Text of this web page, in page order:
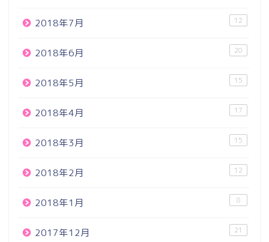
2018年7月 12
2018年6月 20
2018年5月 15
2018年4月 17
2018年3月 15
2018年2月 12
2018年1月 8
2017年12月 21